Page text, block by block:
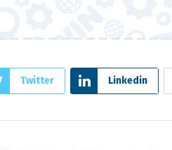
Twitter Linkedin